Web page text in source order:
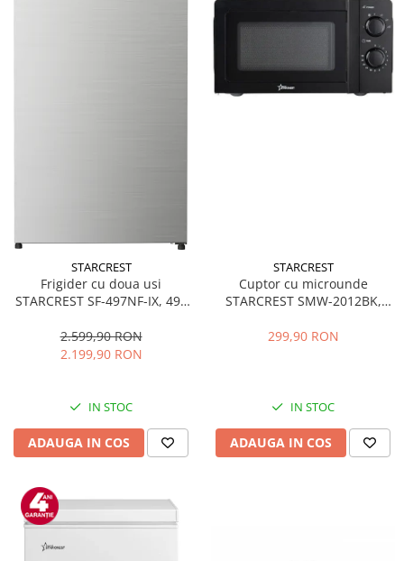
STARCREST
Frigider cu doua usi
STARCREST SF-497NF-IX, 497
Inverter, Clasa E, Display,
Functie super racire, Blocare
2.599,90 RON
2.199,90 RON
IN STOC
ADAUGA IN COS
STARCREST
Cuptor cu microunde
STARCREST SMW-2012BK,
mecanic, 6 Trepte de putere,
299,90 RON
IN STOC
ADAUGA IN COS